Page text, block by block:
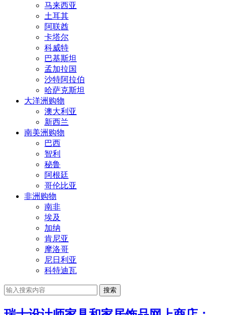
马来西亚
土耳其
阿联酋
卡塔尔
科威特
巴基斯坦
孟加拉国
沙特阿拉伯
哈萨克斯坦
大洋洲购物
澳大利亚
新西兰
南美洲购物
巴西
智利
秘鲁
阿根廷
哥伦比亚
非洲购物
南非
埃及
加纳
肯尼亚
摩洛哥
尼日利亚
科特迪瓦
搜索